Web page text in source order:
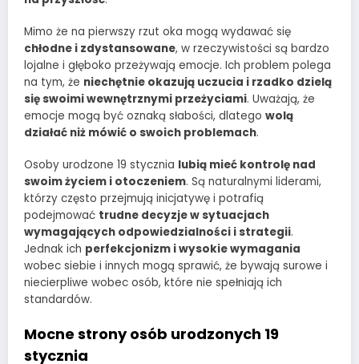
Mimo że na pierwszy rzut oka mogą wydawać się
chłodne i zdystansowane, w rzeczywistości są bardzo
lojalne i głęboko przeżywają emocje. Ich problem polega
na tym, że niechętnie okazują uczucia i rzadko dzielą
się swoimi wewnętrznymi przeżyciami. Uważają, że
emocje mogą być oznaką słabości, dlatego wolą
działać niż mówić o swoich problemach.
Osoby urodzone 19 stycznia lubią mieć kontrolę nad
swoim życiem i otoczeniem. Są naturalnymi liderami,
którzy często przejmują inicjatywę i potrafią
podejmować trudne decyzje w sytuacjach
wymagających odpowiedzialności i strategii.
Jednak ich perfekcjonizm i wysokie wymagania
wobec siebie i innych mogą sprawić, że bywają surowe i
niecierpliwe wobec osób, które nie spełniają ich
standardów.
Mocne strony osób urodzonych 19
stycznia